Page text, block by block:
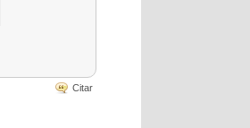
Citar